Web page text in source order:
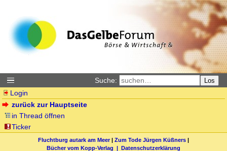
Suche: Los
Login
zurück zur Hauptseite
in Thread öffnen
Ticker
Fluchtburg autark am Meer| Zum Tode Jürgen Küßners |
Bücher vom Kopp-Verlag | Datenschutzerklärung